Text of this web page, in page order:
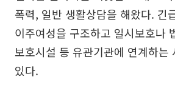
폭력, 일반 생활상담을 해왔다. 긴
이주여성을 구조하고 일시보호나
보호시설 등 유관기관에 연계하는
있다.